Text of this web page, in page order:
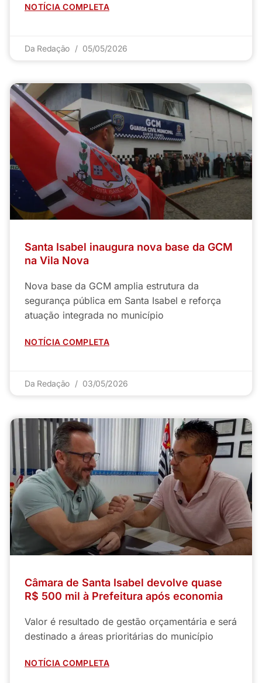
NOTÍCIA COMPLETA
Da Redação 05/05/2026
Santa Isabel inaugura nova base da GCM
na Vila Nova
Nova base da GCM amplia estrutura da
segurança pública em Santa Isabel e reforça
atuação integrada no município
NOTÍCIA COMPLETA
Da Redação 03/05/2026
Câmara de Santa Isabel devolve quase
R$ 500 mil à Prefeitura após economia
Valor é resultado de gestão orçamentária e será
destinado a áreas prioritárias do município
NOTÍCIA COMPLETA